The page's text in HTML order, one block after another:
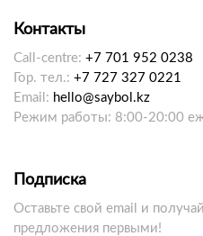
Контакты
Call-centre: +7 701 952 0238
Гор. тел.: +7 727 327 0221
Email: hello@saybol.kz
Режим работы: 8:00-20:00
Подписка
Оставьте свой email и
предложения первыми!